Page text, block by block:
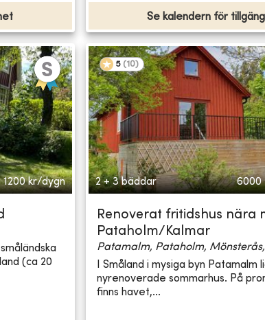
Se kalendern för
1200 kr/dygn
(ca 20
5 (10)
2 + 3 bäddar 6000
Renoverat fritidshus nära
Pataholm/Kalmar
Patamalm, Pataholm,
I Småland i mysiga byn Patamalm
nyrenoverade sommarhus. På
finns havet,...